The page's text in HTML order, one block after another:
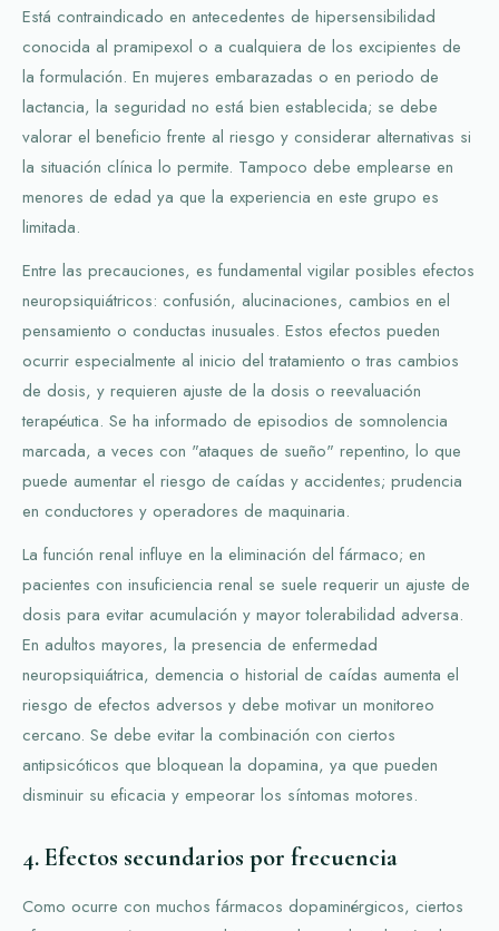
Está contraindicado en antecedentes de hipersensibilidad
conocida al pramipexol o a cualquiera de los excipientes de
la formulación. En mujeres embarazadas o en periodo de
lactancia, la seguridad no está bien establecida; se debe
valorar el beneficio frente al riesgo y considerar alternativas si
la situación clínica lo permite. Tampoco debe emplearse en
menores de edad ya que la experiencia en este grupo es
limitada.
Entre las precauciones, es fundamental vigilar posibles efectos
neuropsiquiátricos: confusión, alucinaciones, cambios en el
pensamiento o conductas inusuales. Estos efectos pueden
ocurrir especialmente al inicio del tratamiento o tras cambios
de dosis, y requieren ajuste de la dosis o reevaluación
terapéutica. Se ha informado de episodios de somnolencia
marcada, a veces con "ataques de sueño" repentino, lo que
puede aumentar el riesgo de caídas y accidentes; prudencia
en conductores y operadores de maquinaria.
La función renal influye en la eliminación del fármaco; en
pacientes con insuficiencia renal se suele requerir un ajuste de
dosis para evitar acumulación y mayor tolerabilidad adversa.
En adultos mayores, la presencia de enfermedad
neuropsiquiátrica, demencia o historial de caídas aumenta el
riesgo de efectos adversos y debe motivar un monitoreo
cercano. Se debe evitar la combinación con ciertos
antipsicóticos que bloquean la dopamina, ya que pueden
disminuir su eficacia y empeorar los síntomas motores.
4. Efectos secundarios por frecuencia
Como ocurre con muchos fármacos dopaminérgicos, ciertos